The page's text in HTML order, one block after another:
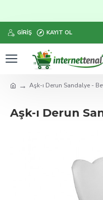
GIRIŞ KAYIT OL
Aşk-ı Derun Sandalye -
Aşk-ı Derun